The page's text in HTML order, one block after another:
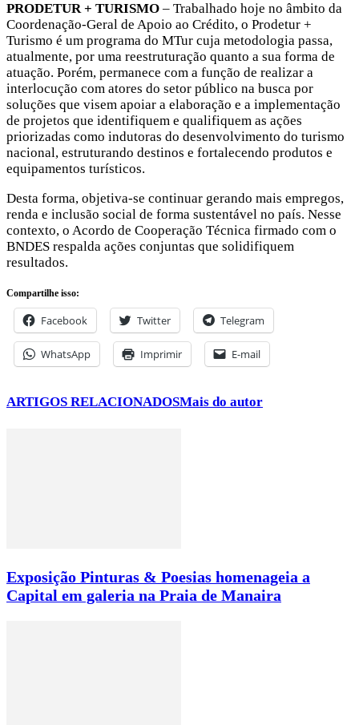
PRODETUR + TURISMO – Trabalhado hoje no âmbito da
Coordenação-Geral de Apoio ao Crédito, o Prodetur +
Turismo é um programa do MTur cuja metodologia passa,
atualmente, por uma reestruturação quanto a sua forma de
atuação. Porém, permanece com a função de realizar a
interlocução com atores do setor público na busca por
soluções que visem apoiar a elaboração e a implementação
de projetos que identifiquem e qualifiquem as ações
priorizadas como indutoras do desenvolvimento do turismo
nacional, estruturando destinos e fortalecendo produtos e
equipamentos turísticos.
Desta forma, objetiva-se continuar gerando mais empregos,
renda e inclusão social de forma sustentável no país. Nesse
contexto, o Acordo de Cooperação Técnica firmado com o
BNDES respalda ações conjuntas que solidifiquem
resultados.
Compartilhe isso:
Facebook Twitter Telegram
WhatsApp Imprimir E-mail
ARTIGOS RELACIONADOSMais do autor
Exposição Pinturas & Poesias homenageia a
Capital em galeria na Praia de Manaira